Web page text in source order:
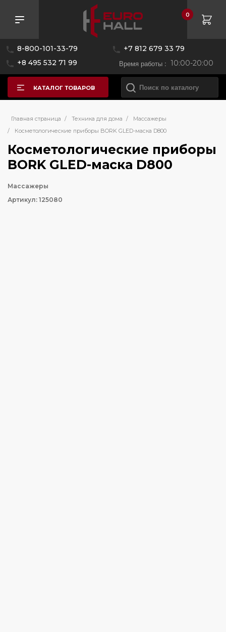
8-800-101-33-79
+7 812 679 33 79
+8 495 532 71 99
Время работы : 10:00-20:00
0
КАТАЛОГ ТОВАРОВ
Главная страница / Техника для дома /
Массажеры
/
Косметологические приборы BORK GLED-маска D800
Косметологические приборы
BORK GLED-маска D800
Массажеры
Артикул: 125080